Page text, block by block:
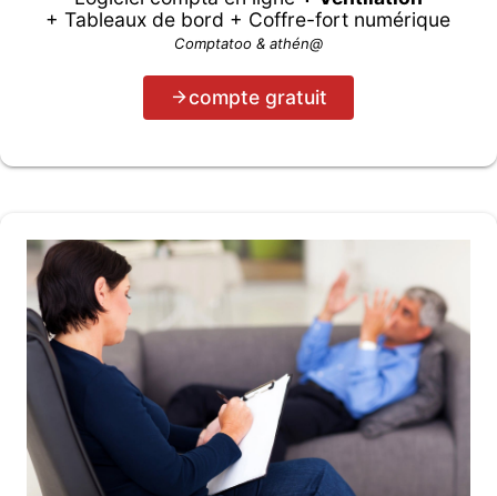
+ Tableaux de bord + Coffre-fort numérique
Comptatoo & athén@
compte gratuit